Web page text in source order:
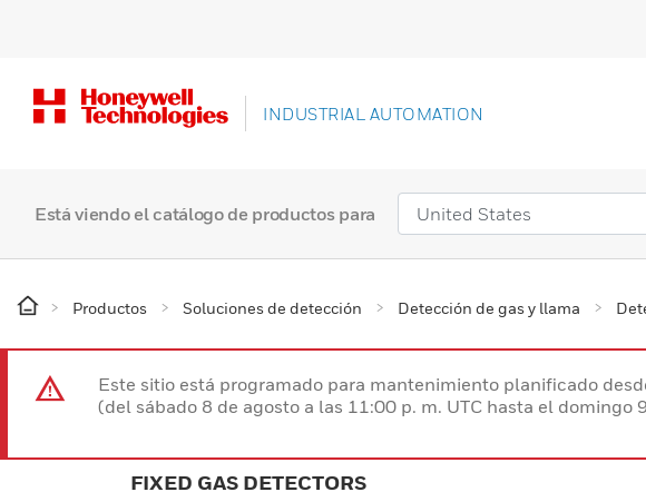
INDUSTRIAL AUTOMATION
Está viendo el catálogo de productos para
Productos Soluciones de detección Detección de gas y llama
Este sitio está programado para mantenimiento planificado
(del sábado 8 de agosto a las 11:00 p. m. UTC hasta el
FIXED GAS DETECTORS